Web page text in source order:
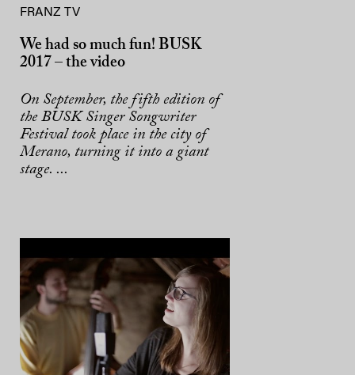
FRANZ TV
We had so much fun! BUSK
2017 – the video
On September, the fifth edition of
the BUSK Singer Songwriter
Festival took place in the city of
Merano, turning it into a giant
stage. ...